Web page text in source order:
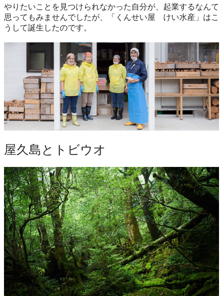
やりたいことを見つけられなかった自分が、起業するなんて
思ってもみませんでしたが、「くんせい屋 けい水産」はこ
うして誕生したのです。
屋久島とトビウオ